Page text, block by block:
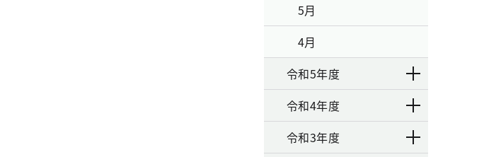
5月
4月
令和5年度
令和4年度
令和3年度